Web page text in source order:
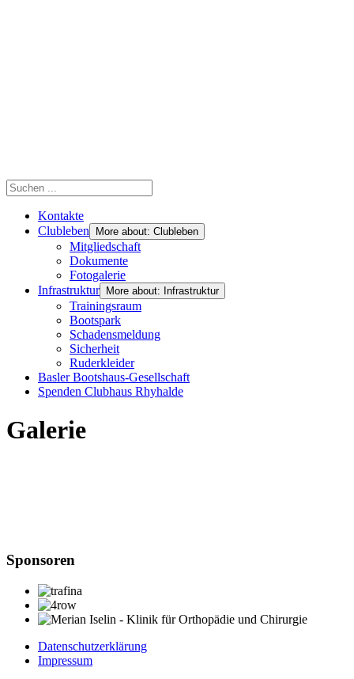
Kontakte
Clubleben
More about: Clubleben
Mitgliedschaft
Dokumente
Fotogalerie
Infrastruktur
More about: Infrastruktur
Trainingsraum
Bootspark
Schadensmeldung
Sicherheit
Ruderkleider
Basler Bootshaus-Gesellschaft
Spenden Clubhaus Rhyhalde
Galerie
Sponsoren
Datenschutzerklärung
Impressum